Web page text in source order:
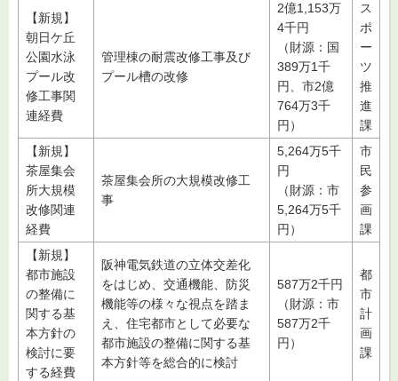
【新規】
朝日ケ丘
公園水泳
プール改
修工事関
連経費
管理棟の耐震改修工事及び
プール槽の改修
2億1,153万
4千円
（財源：国
389万1千
円、市2億
764万3千
円）
ス
ポ
ー
ツ
推
進
課
【新規】
茶屋集会
所大規模
改修関連
経費
茶屋集会所の大規模改修工
事
5,264万5千
円
（財源：市
5,264万5千
円）
市
民
参
画
課
【新規】
都市施設
の整備に
関する基
本方針の
検討に要
する経費
阪神電気鉄道の立体交差化
をはじめ、交通機能、防災
機能等の様々な視点を踏ま
え、住宅都市として必要な
都市施設の整備に関する基
本方針等を総合的に検討
587万2千円
（財源：市
587万2千
円）
都
市
計
画
課